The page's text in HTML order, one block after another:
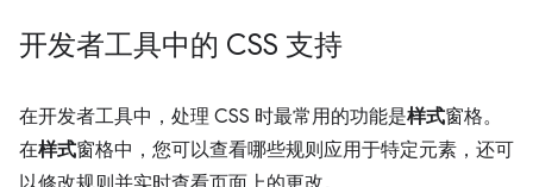
开发者工具中的 CSS 支持
在开发者工具中，处理 CSS 时最常用的功能是样式窗格。
在样式窗格中，您可以查看哪些规则应用于特定元素，还可